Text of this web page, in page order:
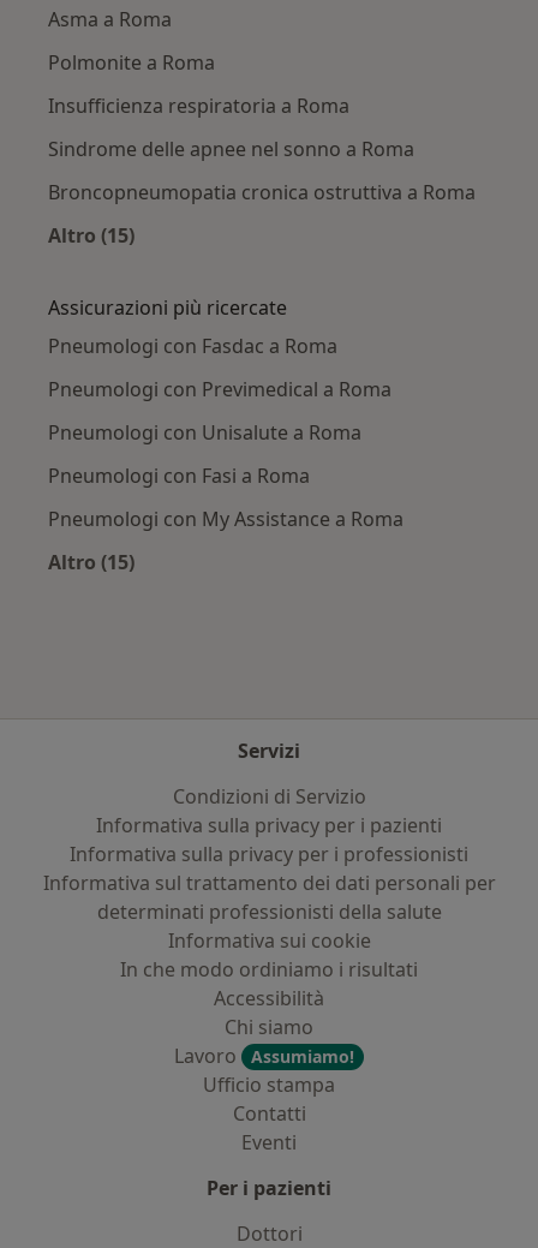
Asma a Roma
Polmonite a Roma
Insufficienza respiratoria a Roma
Sindrome delle apnee nel sonno a Roma
Broncopneumopatia cronica ostruttiva a Roma
Altro (15)
Assicurazioni più ricercate
Pneumologi con Fasdac a Roma
Pneumologi con Previmedical a Roma
Pneumologi con Unisalute a Roma
Pneumologi con Fasi a Roma
Pneumologi con My Assistance a Roma
Altro (15)
Servizi
Condizioni di Servizio
Informativa sulla privacy per i pazienti
Informativa sulla privacy per i professionisti
Informativa sul trattamento dei dati personali per
determinati professionisti della salute
Informativa sui cookie
In che modo ordiniamo i risultati
Accessibilità
Chi siamo
Lavoro
Assumiamo!
Ufficio stampa
Contatti
Eventi
Per i pazienti
Dottori